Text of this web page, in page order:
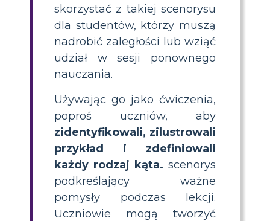
skorzystać z takiej scenorysu
dla studentów, którzy muszą
nadrobić zaległości lub wziąć
udział w sesji ponownego
nauczania.
Używając go jako ćwiczenia,
poproś uczniów, aby
zidentyfikowali, zilustrowali
przykład i zdefiniowali
każdy rodzaj kąta. scenorys
podkreślający ważne
pomysły podczas lekcji.
Uczniowie mogą tworzyć